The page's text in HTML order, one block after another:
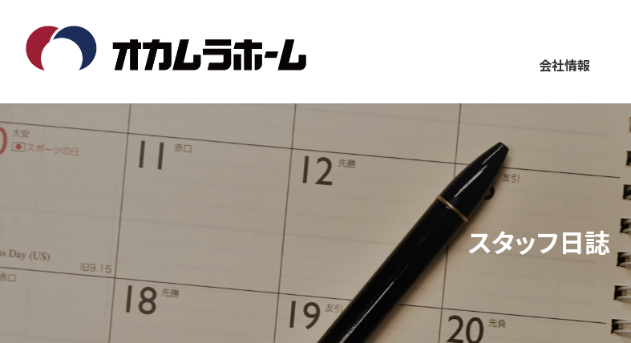
へ
ス
キ
ョ
ン
に
会社情報
スタッフ日誌